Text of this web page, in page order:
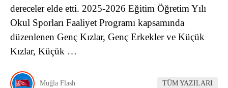
dereceler elde etti. 2025-2026 Eğitim Öğretim Yılı
Okul Sporları Faaliyet Programı kapsamında
düzenlenen Genç Kızlar, Genç Erkekler ve Küçük
Kızlar, Küçük …
Muğla Flash TÜM YAZILARI